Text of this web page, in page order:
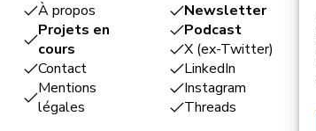
À propos
Projets en
cours
Contact
Mentions
légales
Newsletter
Podcast
X (ex-Twitter)
LinkedIn
Instagram
Threads